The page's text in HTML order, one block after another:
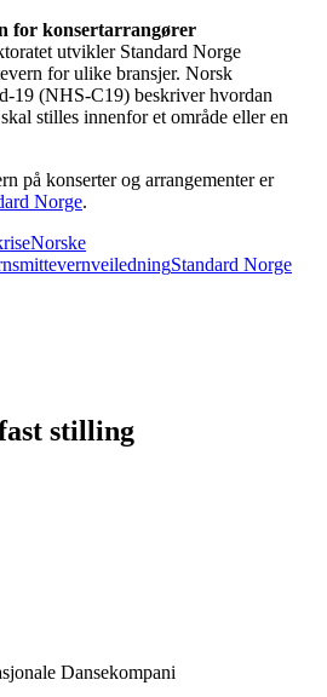
for konsertarrangører
utvikler Standard Norge
for ulike bransjer. Norsk
19 (NHS-C19) beskriver hvordan
stilles innenfor et område eller en
på konserter og arrangementer er
Norge.
Norske
smittevernveiledningStandard Norge
stilling
Dansekompani